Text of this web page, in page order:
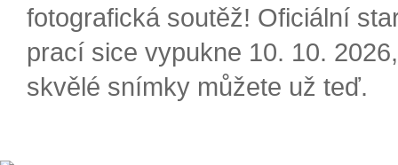
fotografická soutěž! Oficiální
prací sice vypukne 10. 10.
skvělé snímky můžete už teď.